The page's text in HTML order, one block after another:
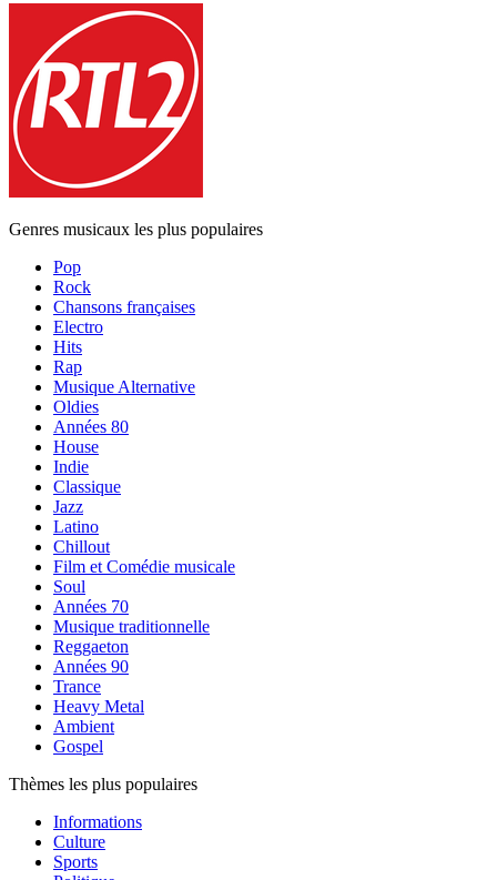
Genres musicaux les plus populaires
Pop
Rock
Chansons françaises
Electro
Hits
Rap
Musique Alternative
Oldies
Années 80
House
Indie
Classique
Jazz
Latino
Chillout
Film et Comédie musicale
Soul
Années 70
Musique traditionnelle
Reggaeton
Années 90
Trance
Heavy Metal
Ambient
Gospel
Thèmes les plus populaires
Informations
Culture
Sports